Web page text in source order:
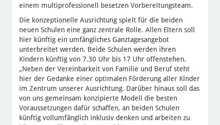
einem multiprofessionell besetzen Vorbereitungsteam.
Die konzeptionelle Ausrichtung spielt für die beiden
neuen Schulen eine ganz zentrale Rolle. Allen Eltern soll
hier künftig ein umfängliches Ganztagesangebot
unterbreitet werden. Beide Schulen werden ihren
Kindern künftig von 7.30 Uhr bis 17 Uhr offenstehen.
„Neben der Vereinbarkeit von Familie und Beruf steht
hier der Gedanke einer optimalen Förderung aller Kinder
im Zentrum unserer Ausrichtung. Darüber hinaus soll das
von uns gemeinsam konzipierte Modell die besten
Voraussetzungen dafür schaffen, an beiden Schulen
künftig vollumfänglich inklusiv denken und arbeiten zu